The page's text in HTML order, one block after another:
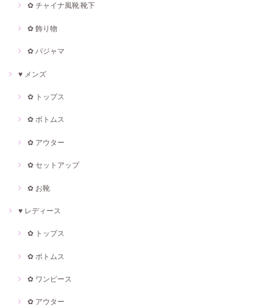
✿ チャイナ風靴·靴下
✿ 飾り物
✿ パジャマ
♥ メンズ
✿ トップス
✿ ボトムス
✿ アウター
✿ セットアップ
✿ お靴
♥ レディース
✿ トップス
✿ ボトムス
✿ ワンピース
✿ アウター